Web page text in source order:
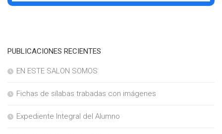
PUBLICACIONES RECIENTES
EN ESTE SALON SOMOS
Fichas de sílabas trabadas con imágenes
Expediente Integral del Alumno